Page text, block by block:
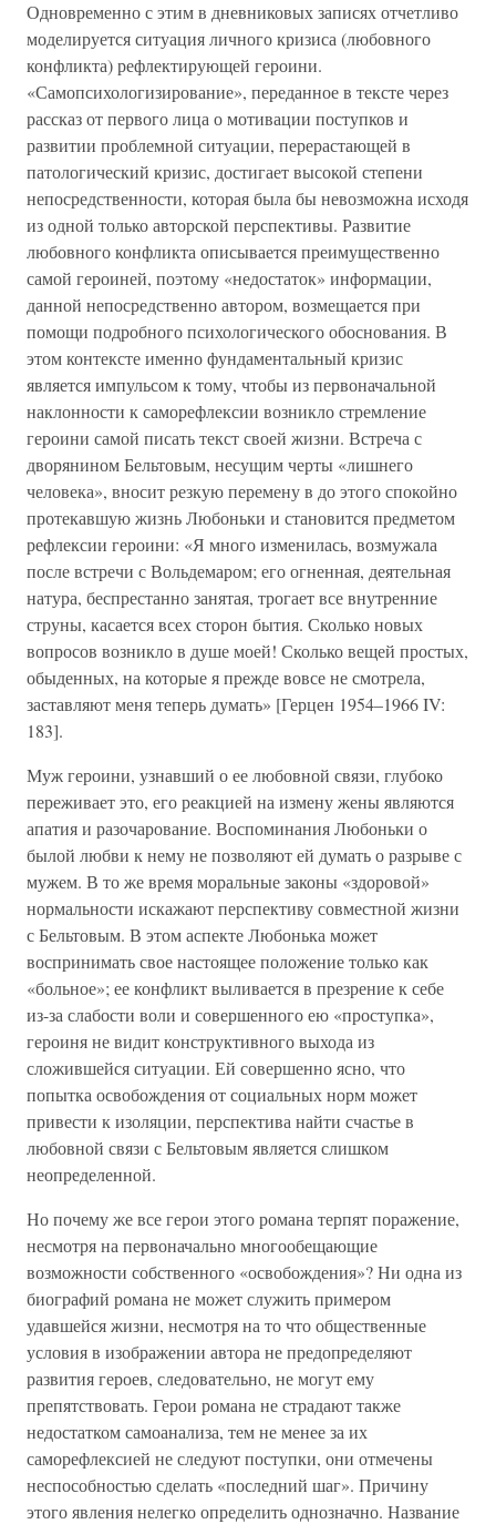
Одновременно с этим в дневниковых записях отчетливо
моделируется ситуация личного кризиса (любовного
конфликта) рефлектирующей героини.
«Самопсихологизирование», переданное в тексте через
рассказ от первого лица о мотивации поступков и
развитии проблемной ситуации, перерастающей в
патологический кризис, достигает высокой степени
непосредственности, которая была бы невозможна исходя
из одной только авторской перспективы. Развитие
любовного конфликта описывается преимущественно
самой героиней, поэтому «недостаток» информации,
данной непосредственно автором, возмещается при
помощи подробного психологического обоснования. В
этом контексте именно фундаментальный кризис
является импульсом к тому, чтобы из первоначальной
наклонности к саморефлексии возникло стремление
героини самой писать текст своей жизни. Встреча с
дворянином Бельтовым, несущим черты «лишнего
человека», вносит резкую перемену в до этого спокойно
протекавшую жизнь Любоньки и становится предметом
рефлексии героини: «Я много изменилась, возмужала
после встречи с Вольдемаром; его огненная, деятельная
натура, беспрестанно занятая, трогает все внутренние
струны, касается всех сторон бытия. Сколько новых
вопросов возникло в душе моей! Сколько вещей простых,
обыденных, на которые я прежде вовсе не смотрела,
заставляют меня теперь думать» [Герцен 1954–1966 IV:
183].
Муж героини, узнавший о ее любовной связи, глубоко
переживает это, его реакцией на измену жены являются
апатия и разочарование. Воспоминания Любоньки о
былой любви к нему не позволяют ей думать о разрыве с
мужем. В то же время моральные законы «здоровой»
нормальности искажают перспективу совместной жизни
с Бельтовым. В этом аспекте Любонька может
воспринимать свое настоящее положение только как
«больное»; ее конфликт выливается в презрение к себе
из-за слабости воли и совершенного ею «проступка»,
героиня не видит конструктивного выхода из
сложившейся ситуации. Ей совершенно ясно, что
попытка освобождения от социальных норм может
привести к изоляции, перспектива найти счастье в
любовной связи с Бельтовым является слишком
неопределенной.
Но почему же все герои этого романа терпят поражение,
несмотря на первоначально многообещающие
возможности собственного «освобождения»? Ни одна из
биографий романа не может служить примером
удавшейся жизни, несмотря на то что общественные
условия в изображении автора не предопределяют
развития героев, следовательно, не могут ему
препятствовать. Герои романа не страдают также
недостатком самоанализа, тем не менее за их
саморефлексией не следуют поступки, они отмечены
неспособностью сделать «последний шаг». Причину
этого явления нелегко определить однозначно. Название